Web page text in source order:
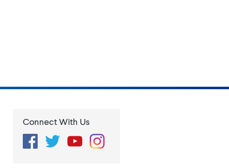
Connect With Us
FacebookTwitterYouTubeInstagram